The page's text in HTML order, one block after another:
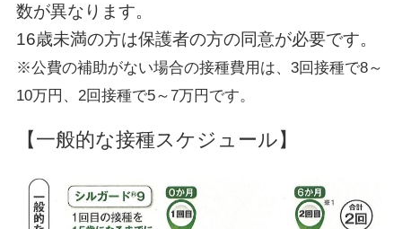
数が異なります。
16歳未満の方は保護者の方の同意が必要です。
※公費の補助がない場合の接種費用は、3回接種で8～
10万円、2回接種で5～7万円です。
【一般的な接種スケジュール】